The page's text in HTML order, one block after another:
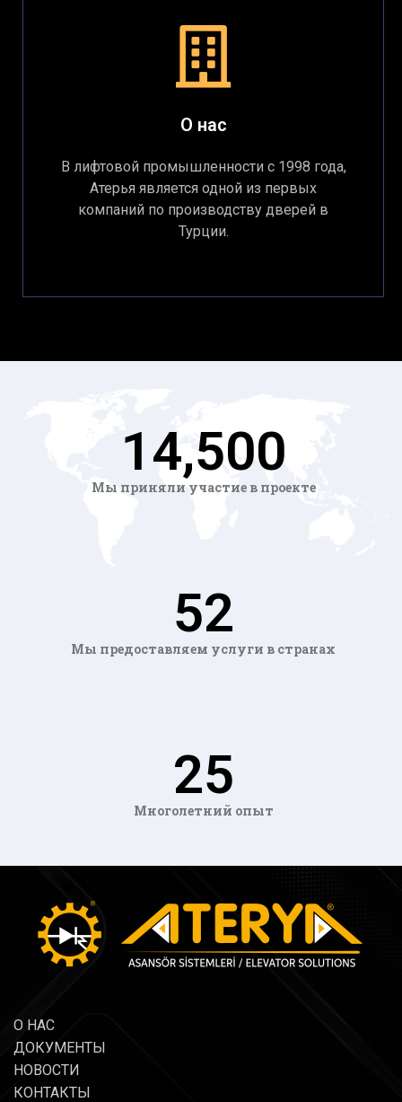
О нас
В лифтовой промышленности с 1998 года,
Атерья является одной из первых
компаний по производству дверей в
Турции.
14,500
Мы приняли участие в проекте
52
Мы предоставляем услуги в странах
25
Многолетний опыт
О НАС
ДОКУМЕНТЫ
НОВОСТИ
КОНТАКТЫ